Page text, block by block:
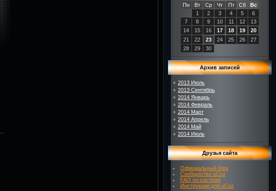
Пн
Вт Ср Чт Пт Сб
Вс
1
2 3 4 5
6
7
8 9 10 11 12
13
14
15 16 17 18 19
20
21
22 23 24 25 26
27
28
29 30
Архив записей
2013 Июль
2013 Сентябрь
2014 Январь
2014 Февраль
2014 Март
2014 Апрель
2014 Май
2014 Июль
Друзья сайта
Официальный блог
Сообщество uCoz
FAQ по системе
Инструкции для uCoz